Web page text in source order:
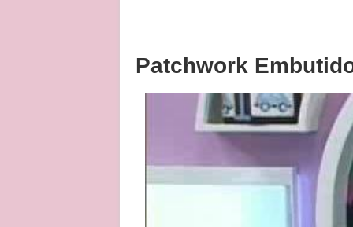
Patchwork